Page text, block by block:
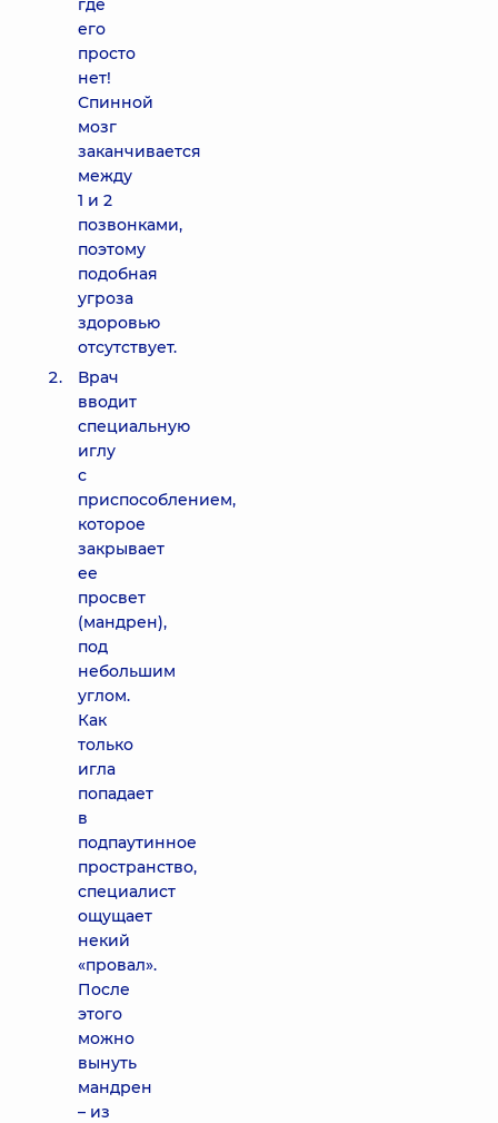
где
его
просто
нет!
Спинной
мозг
заканчивается
между
1 и 2
позвонками,
поэтому
подобная
угроза
здоровью
отсутствует.
Врач
вводит
специальную
иглу
с
приспособлением,
которое
закрывает
ее
просвет
(мандрен),
под
небольшим
углом.
Как
только
игла
попадает
в
подпаутинное
пространство,
специалист
ощущает
некий
«провал».
После
этого
можно
вынуть
мандрен
– из